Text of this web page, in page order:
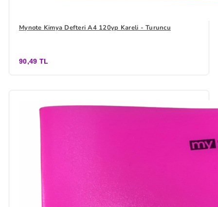
Mynote Kimya Defteri A4 120yp Kareli - Turuncu
90,49 TL